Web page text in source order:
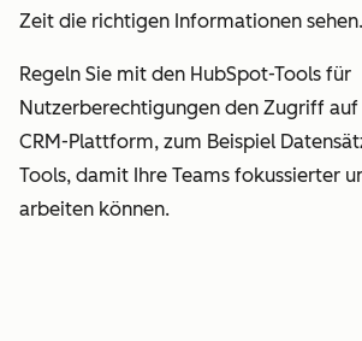
Zeit die richtigen Informationen sehen.
Regeln Sie mit den HubSpot-Tools für
Nutzerberechtigungen den Zugriff auf
CRM-Plattform, zum Beispiel
Tools, damit Ihre Teams fokussierter
arbeiten können.